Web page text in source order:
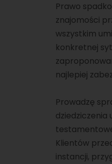
Prawo
znajomości
wszystkim
konkretnej
najlepiej
Prowadzę
dziedziczenia
Klientów
instancji,